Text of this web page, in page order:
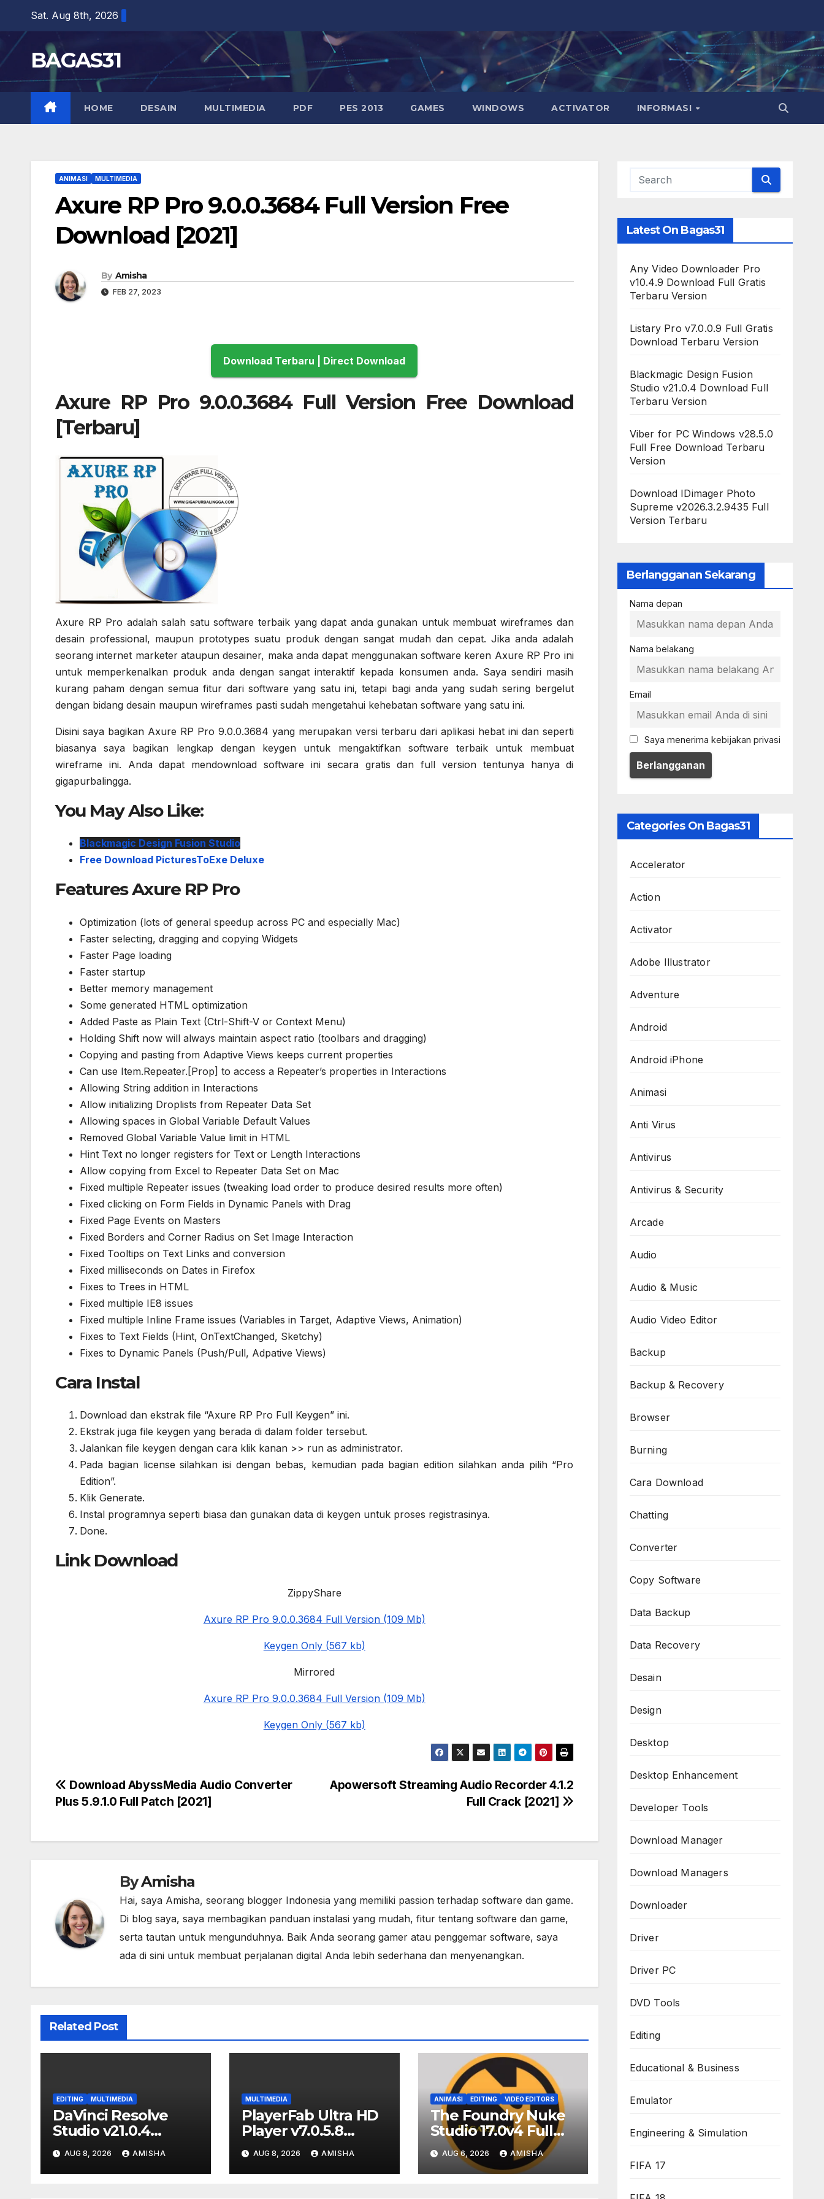
content
Sat. Aug 8th, 2026
BAGAS31
HOME DESAIN MULTIMEDIA PDF PES 2013 GAMES WINDOWS ACTIVATOR INFORMASI
ANIMASI MULTIMEDIA
Axure RP Pro 9.0.0.3684 Full Version Free
Download [2021]
By Amisha
FEB 27, 2023
Download Terbaru | Direct Download
Axure RP Pro 9.0.0.3684 Full Version Free Download
[Terbaru]
Axure RP Pro adalah salah satu software terbaik yang dapat anda gunakan untuk membuat wireframes dan
desain professional, maupun prototypes suatu produk dengan sangat mudah dan cepat. Jika anda adalah
seorang internet marketer ataupun desainer, maka anda dapat menggunakan software keren Axure RP Pro ini
untuk memperkenalkan produk anda dengan sangat interaktif kepada konsumen anda. Saya sendiri masih
kurang paham dengan semua fitur dari software yang satu ini, tetapi bagi anda yang sudah sering bergelut
dengan bidang desain maupun wireframes pasti sudah mengetahui kehebatan software yang satu ini.
Disini saya bagikan Axure RP Pro 9.0.0.3684 yang merupakan versi terbaru dari aplikasi hebat ini dan seperti
biasanya saya bagikan lengkap dengan keygen untuk mengaktifkan software terbaik untuk membuat
wireframe ini. Anda dapat mendownload software ini secara gratis dan full version tentunya hanya di
gigapurbalingga.
You May Also Like:
Blackmagic Design Fusion Studio
Free Download PicturesToExe Deluxe
Features Axure RP Pro
Optimization (lots of general speedup across PC and especially Mac)
Faster selecting, dragging and copying Widgets
Faster Page loading
Faster startup
Better memory management
Some generated HTML optimization
Added Paste as Plain Text (Ctrl-Shift-V or Context Menu)
Holding Shift now will always maintain aspect ratio (toolbars and dragging)
Copying and pasting from Adaptive Views keeps current properties
Can use Item.Repeater.[Prop] to access a Repeater’s properties in Interactions
Allowing String addition in Interactions
Allow initializing Droplists from Repeater Data Set
Allowing spaces in Global Variable Default Values
Removed Global Variable Value limit in HTML
Hint Text no longer registers for Text or Length Interactions
Allow copying from Excel to Repeater Data Set on Mac
Fixed multiple Repeater issues (tweaking load order to produce desired results more often)
Fixed clicking on Form Fields in Dynamic Panels with Drag
Fixed Page Events on Masters
Fixed Borders and Corner Radius on Set Image Interaction
Fixed Tooltips on Text Links and conversion
Fixed milliseconds on Dates in Firefox
Fixes to Trees in HTML
Fixed multiple IE8 issues
Fixed multiple Inline Frame issues (Variables in Target, Adaptive Views, Animation)
Fixes to Text Fields (Hint, OnTextChanged, Sketchy)
Fixes to Dynamic Panels (Push/Pull, Adpative Views)
Cara Instal
Download dan ekstrak file “Axure RP Pro Full Keygen” ini.
Ekstrak juga file keygen yang berada di dalam folder tersebut.
Jalankan file keygen dengan cara klik kanan >> run as administrator.
Pada bagian license silahkan isi dengan bebas, kemudian pada bagian edition silahkan anda pilih “Pro
Edition”.
Klik Generate.
Instal programnya seperti biasa dan gunakan data di keygen untuk proses registrasinya.
Done.
Link Download
ZippyShare
Axure RP Pro 9.0.0.3684 Full Version (109 Mb)
Keygen Only (567 kb)
Mirrored
Axure RP Pro 9.0.0.3684 Full Version (109 Mb)
Keygen Only (567 kb)
Post
Apowersoft Streaming Audio Recorder 4.1.2
Full Crack [2021]
Download AbyssMedia Audio Converter
Plus 5.9.1.0 Full Patch [2021]
ByAmisha
Hai, saya Amisha, seorang blogger Indonesia yang memiliki passion terhadap software dan game.
Di blog saya, saya membagikan panduan instalasi yang mudah, fitur tentang software dan game,
serta tautan untuk mengunduhnya. Baik Anda seorang gamer atau penggemar software, saya
ada di sini untuk membuat perjalanan digital Anda lebih sederhana dan menyenangkan.
Related Post
EDITING MULTIMEDIA
DaVinci Resolve
Studio v21.0.4
Download Full
Gratis Terbaru
Version
AUG 8, 2026 AMISHA
MULTIMEDIA
PlayerFab Ultra HD
Player v7.0.5.8
Download Full
Gratis Terbaru
Version
AUG 8, 2026 AMISHA
ANIMASI EDITING VIDEO EDITORS
The Foundry Nuke
Studio 17.0v4 Full
Free Download
Terbaru Version
AUG 6, 2026 AMISHA
Latest On Bagas31
Any Video Downloader Pro
v10.4.9 Download Full Gratis
Terbaru Version
Listary Pro v7.0.0.9 Full Gratis
Download Terbaru Version
Blackmagic Design Fusion
Studio v21.0.4 Download Full
Terbaru Version
Viber for PC Windows v28.5.0
Full Free Download Terbaru
Version
Download IDimager Photo
Supreme v2026.3.2.9435 Full
Version Terbaru
Berlangganan Sekarang
Nama depan
Nama belakang
Email
Saya menerima kebijakan privasi
Categories On Bagas31
Accelerator
Action
Activator
Adobe Illustrator
Adventure
Android
Android iPhone
Animasi
Anti Virus
Antivirus
Antivirus & Security
Arcade
Audio
Audio & Music
Audio Video Editor
Backup
Backup & Recovery
Browser
Burning
Cara Download
Chatting
Converter
Copy Software
Data Backup
Data Recovery
Desain
Design
Desktop
Desktop Enhancement
Developer Tools
Download Manager
Download Managers
Downloader
Driver
Driver PC
DVD Tools
Editing
Educational & Business
Emulator
Engineering & Simulation
FIFA 17